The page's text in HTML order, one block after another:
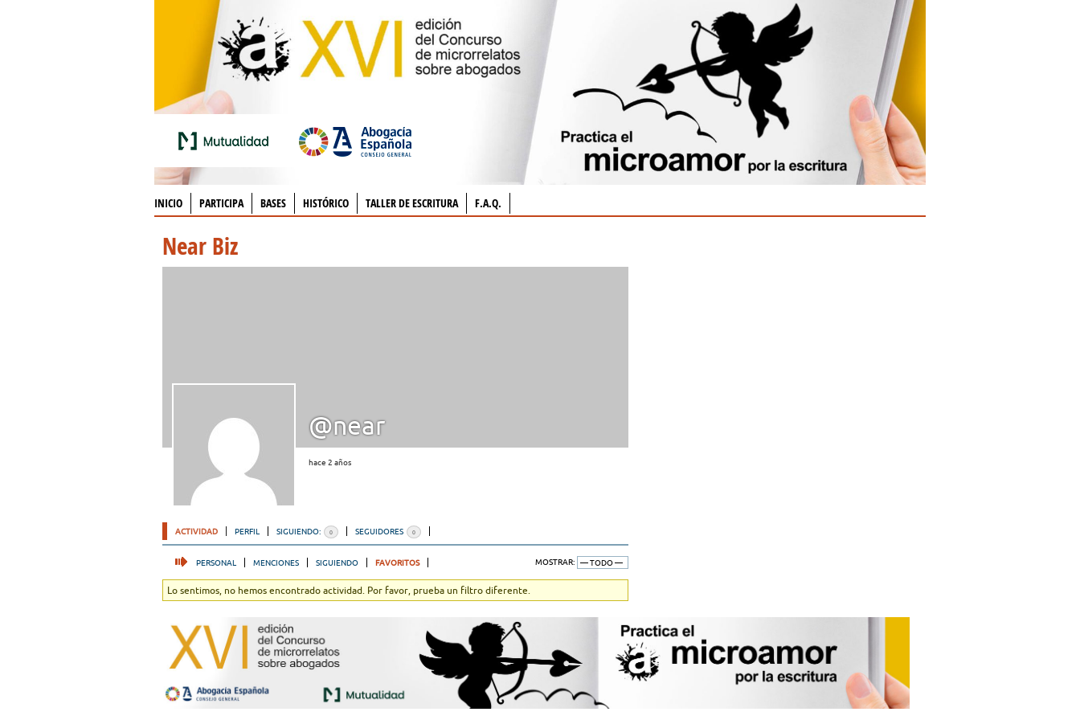
INICIO PARTICIPA BASES HISTÓRICO TALLER DE ESCRITURA F.A.Q.
Near Biz
@near
hace 2 años
ACTIVIDAD PERFIL SIGUIENDO: 0 SEGUIDORES 0
PERSONAL MENCIONES SIGUIENDO FAVORITOS MOSTRAR:
Lo sentimos, no hemos encontrado actividad. Por favor, prueba un filtro diferente.